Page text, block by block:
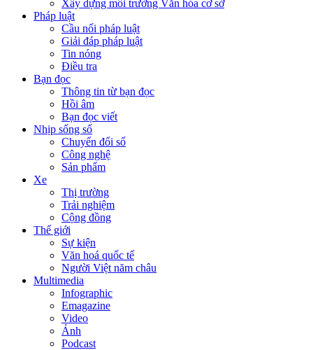
Xây dựng môi trường Văn hóa cơ sở
Pháp luật
Cầu nối pháp luật
Giải đáp pháp luật
Tin nóng
Điều tra
Bạn đọc
Thông tin từ bạn đọc
Hồi âm
Bạn đọc viết
Nhịp sống số
Chuyển đổi số
Công nghệ
Sản phẩm
Xe
Thị trường
Trải nghiệm
Cộng đồng
Thế giới
Sự kiện
Văn hoá quốc tế
Người Việt năm châu
Multimedia
Infographic
Emagazine
Video
Ảnh
Podcast